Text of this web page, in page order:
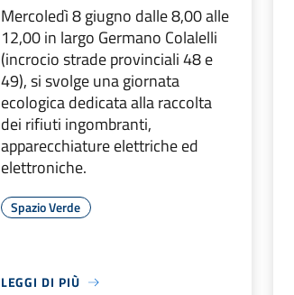
Mercoledì 8 giugno dalle 8,00 alle
12,00 in largo Germano Colalelli
(incrocio strade provinciali 48 e
49), si svolge una giornata
ecologica dedicata alla raccolta
dei rifiuti ingombranti,
apparecchiature elettriche ed
elettroniche.
Spazio Verde
LEGGI DI PIÙ